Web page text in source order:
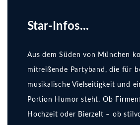
Star-Infos...
Aus dem Süden von München
mitreißende Partyband, die für
musikalische Vielseitigkeit und
Portion Humor steht. Ob
Hochzeit oder Bierzelt – ob